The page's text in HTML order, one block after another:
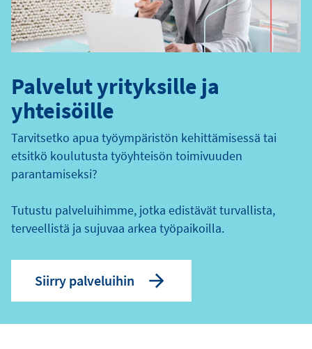
Palvelut yrityksille ja
yhteisöille
Tarvitsetko apua työympäristön kehittämisessä tai
etsitkö koulutusta työyhteisön toimivuuden
parantamiseksi?
Tutustu palveluihimme, jotka edistävät turvallista,
terveellistä ja sujuvaa arkea työpaikoilla.
Siirry palveluihin